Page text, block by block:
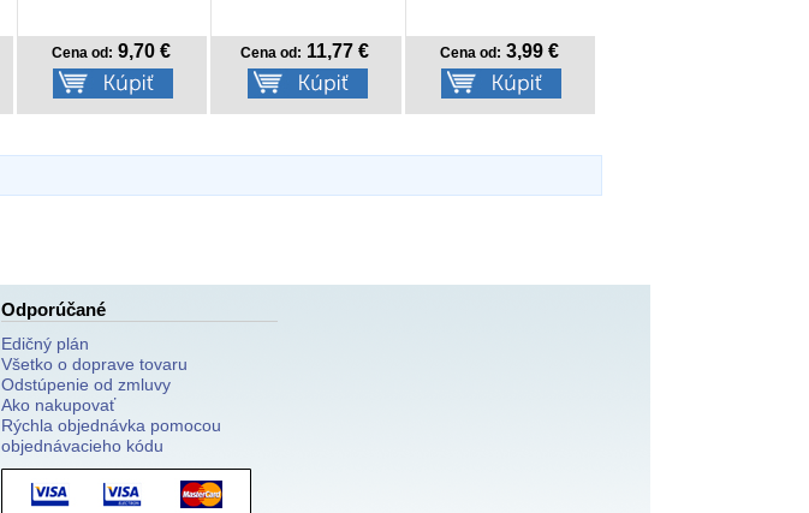
Cena od: 9,70 € Cena od: 11,77 € Cena od: 3,99 €
Odporúčané
Edičný plán
Všetko o doprave tovaru
Odstúpenie od zmluvy
Ako nakupovať
Rýchla objednávka pomocou
objednávacieho kódu